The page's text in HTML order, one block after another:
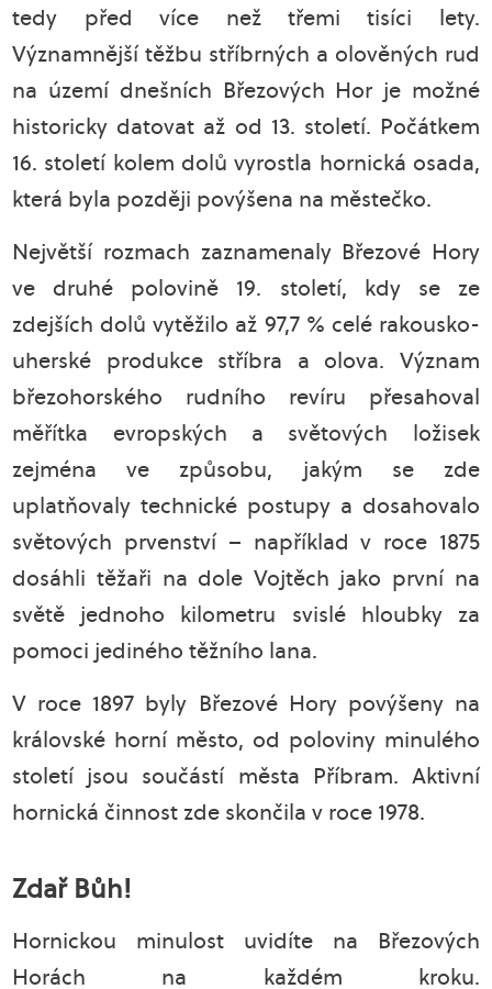
tedy před více než třemi tisíci lety.
Významnější těžbu stříbrných a olověných rud
na území dnešních Březových Hor je možné
historicky datovat až od 13. století. Počátkem
16. století kolem dolů vyrostla hornická osada,
která byla později povýšena na městečko.
Největší rozmach zaznamenaly Březové Hory
ve druhé polovině 19. století, kdy se ze
zdejších dolů vytěžilo až 97,7 % celé rakousko-
uherské produkce stříbra a olova. Význam
březohorského rudního revíru přesahoval
měřítka evropských a světových ložisek
zejména ve způsobu, jakým se zde
uplatňovaly technické postupy a dosahovalo
světových prvenství – například v roce 1875
dosáhli těžaři na dole Vojtěch jako první na
světě jednoho kilometru svislé hloubky za
pomoci jediného těžního lana.
V roce 1897 byly Březové Hory povýšeny na
královské horní město, od poloviny minulého
století jsou součástí města Příbram. Aktivní
hornická činnost zde skončila v roce 1978.
Zdař Bůh!
Hornickou minulost uvidíte na Březových
Horách na každém kroku.